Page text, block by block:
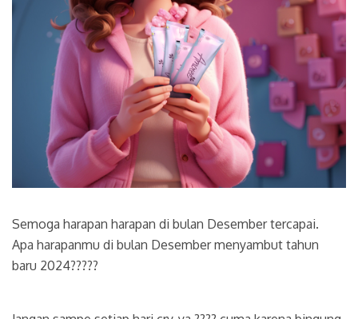
Semoga harapan harapan di bulan Desember tercapai.
Apa harapanmu di bulan Desember menyambut tahun
baru 2024?????